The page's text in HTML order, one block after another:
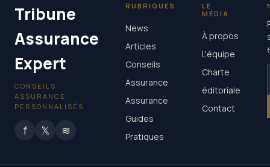
Tribune
Assurance
Expert
CONSEILS
ASSURANCE
PERSONNALISÉS
f 𝕏 ≋
RUBRIQUES
News
Articles
Conseils
Assurance
Assurance
Guides
Pratiques
LE
MÉDIA
À propos
L'équipe
Charte
éditoriale
Contact